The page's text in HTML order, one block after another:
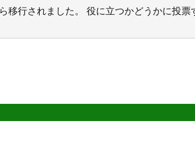
行されました。 役に立つかどうかに投